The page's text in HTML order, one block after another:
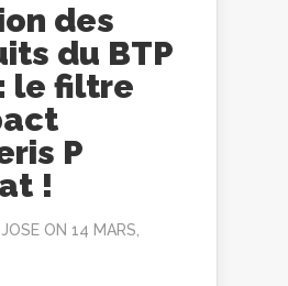
des
du BTP
le filtre
P
!
JOSE ON 14 MARS,